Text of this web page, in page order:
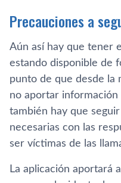
Precauciones a
Aún así hay que tener
estando disponible de
punto de que desde la
no aportar información
también hay que
necesarias con las
ser víctimas de las
La aplicación aportará